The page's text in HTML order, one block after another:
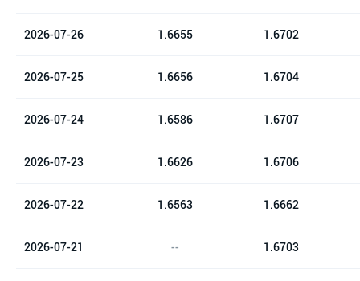
2026-07-26 1.6655 1.6702
2026-07-25 1.6656 1.6704
2026-07-24 1.6586 1.6707
2026-07-23 1.6626 1.6706
2026-07-22 1.6563 1.6662
2026-07-21 -- 1.6703